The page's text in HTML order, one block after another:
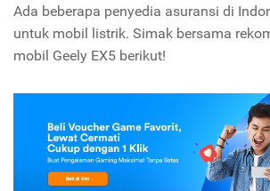
Ada beberapa penyedia asuransi di
untuk mobil listrik. Simak bersama
mobil Geely EX5 berikut!